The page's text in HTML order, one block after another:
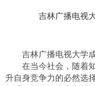
吉林广播电视
吉林广播电视大学成
在当今社会，随着知
升自身竞争力的必然选